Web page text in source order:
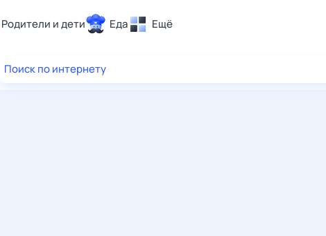
Родители и дети Еда Ещё
Здоровье
Поиск по интернету